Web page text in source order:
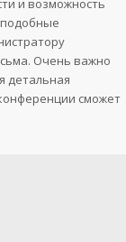
и возможность
Очень важно
детальная
сможет